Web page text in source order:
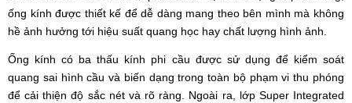
ống kính được thiết kế để dễ dàng mang theo bên mình mà không
hề ảnh hưởng tới hiệu suất quang học hay chất lượng hình ảnh.
Ống kính có ba thấu kính phi cầu được sử dụng để kiểm soát
quang sai hình cầu và biến dạng trong toàn bộ phạm vi thu phóng
để cải thiện độ sắc nét và rõ ràng. Ngoài ra, lớp Super Integrated